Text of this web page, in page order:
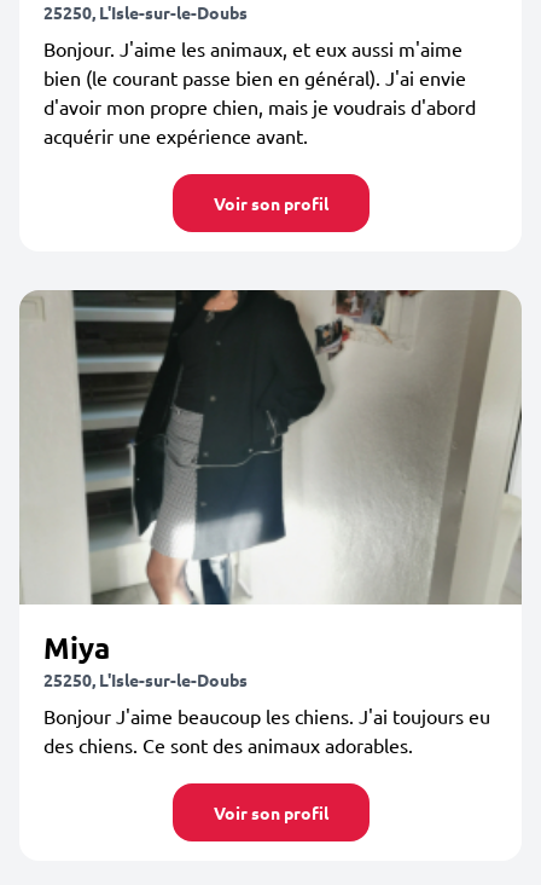
25250, L'Isle-sur-le-Doubs
Bonjour. J'aime les animaux, et eux aussi m'aime
bien (le courant passe bien en général). J'ai envie
d'avoir mon propre chien, mais je voudrais d'abord
acquérir une expérience avant.
Voir son profil
Miya
25250, L'Isle-sur-le-Doubs
Bonjour J'aime beaucoup les chiens. J'ai toujours eu
des chiens. Ce sont des animaux adorables.
Voir son profil